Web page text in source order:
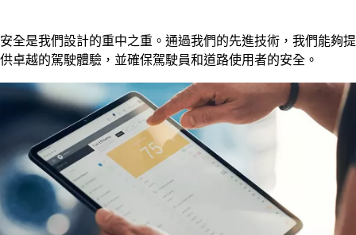
安全是我們設計的重中之重。通過我們的先進技術，我們能夠提
供卓越的駕駛體驗，並確保駕駛員和道路使用者的安全。